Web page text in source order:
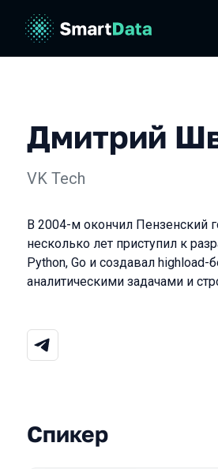
Дмитрий
VK Tech
В 2004-м окончил Пензенский
несколько лет приступил к
Python, Go и создавал
аналитическими задачами и
Выступления в
Спикер